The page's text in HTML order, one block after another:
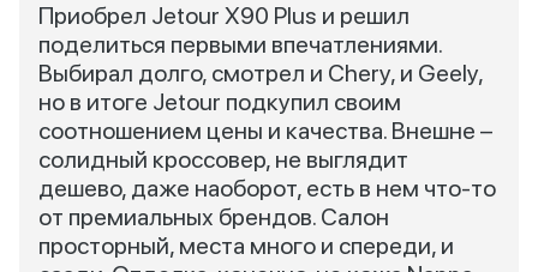
Приобрел Jetour X90 Plus и решил
поделиться первыми впечатлениями.
Выбирал долго, смотрел и Chery, и Geely,
но в итоге Jetour подкупил своим
соотношением цены и качества. Внешне –
солидный кроссовер, не выглядит
дешево, даже наоборот, есть в нем что-то
от премиальных брендов. Салон
просторный, места много и спереди, и